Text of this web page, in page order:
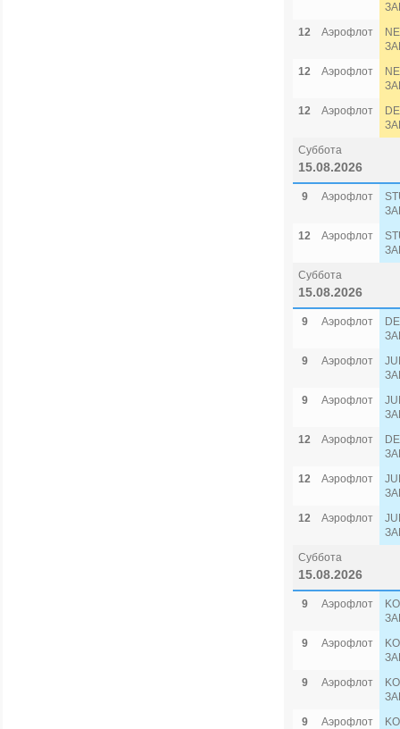
12
Аэрофлот
12
Аэрофлот
12
Аэрофлот
Суббота
15.08.2026
9 Аэрофлот
12
Аэрофлот
Суббота
15.08.2026
9 Аэрофлот
9
Аэрофлот
9
Аэрофлот
12
Аэрофлот
12
Аэрофлот
12
Аэрофлот
Суббота
15.08.2026
9 Аэрофлот
9
Аэрофлот
9
Аэрофлот
9
Аэрофлот